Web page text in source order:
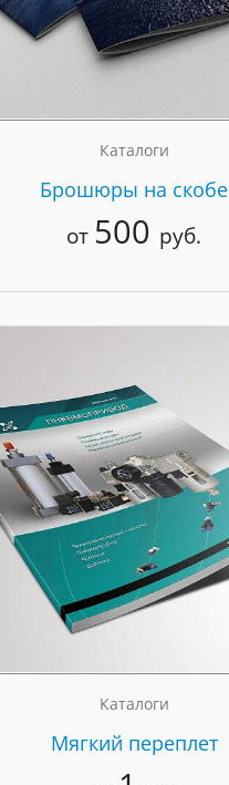
Каталоги
Брошюры на скобе
от 500 руб.
Каталоги
Мягкий переплет